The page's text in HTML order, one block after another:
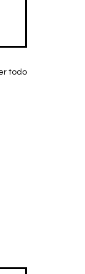
todo